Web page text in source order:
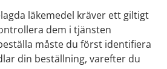
läkemedel kräver ett giltigt
dem i tjänsten
måste du först identifiera
din beställning, varefter du